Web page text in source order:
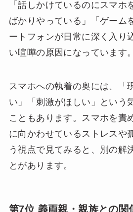
「話しかけているのにスマホ
ばかりやっている」「ゲーム
ートフォンが日常に深く入り
い喧嘩の原因になっています。
スマホへの執着の奥には、「
い」「刺激がほしい」という
こともあります。スマホを責
に向かわせているストレスや
う視点で見てみると、別の解
とがあります。
第7位 義両親・親族との関